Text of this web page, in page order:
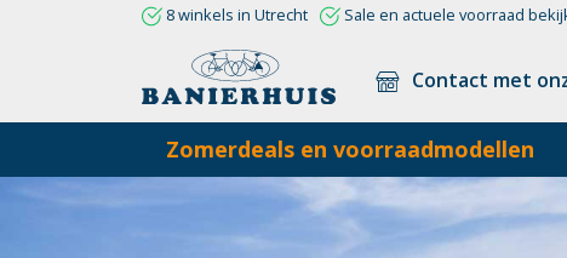
8 winkels in Utrecht Sale en actuele voorraad
Contact met
Zomerdeals en voorraadmodellen